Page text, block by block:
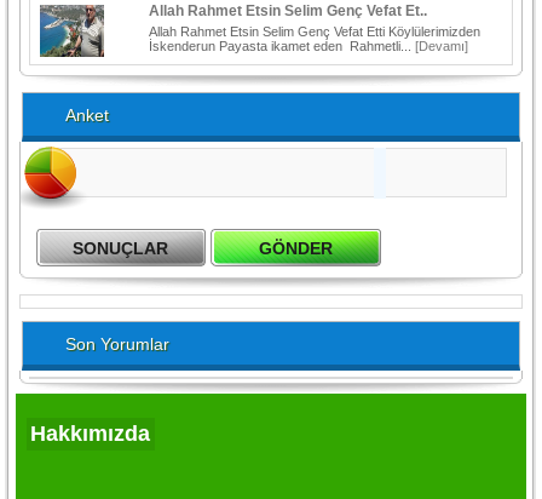
Allah Rahmet Etsin Selim Genç Vefat Et..
Allah Rahmet Etsin Selim Genç Vefat Etti Köylülerimizden
İskenderun Payasta ikamet eden Rahmetli...[Devamı]
Anket
Son Yorumlar
Hakkımızda